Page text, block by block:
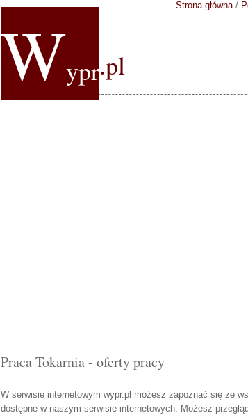
Wypr.pl
Strona główna/
Praca Tokarnia - oferty pracy
W serwisie internetowym wypr.pl możesz zapoznać się ze
dostępne w naszym serwisie internetowych. Możesz